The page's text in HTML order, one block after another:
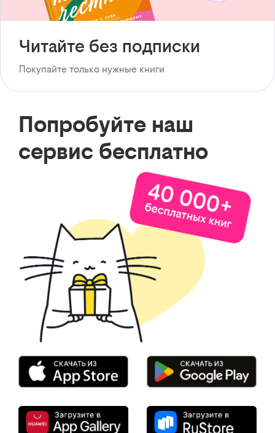
Читайте без подписки
Покупайте только нужные книги
Попробуйте наш
сервис бесплатно